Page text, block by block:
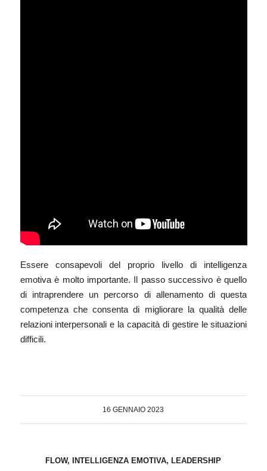
Essere consapevoli del proprio livello di intelligenza
emotiva è molto importante. Il passo successivo è quello
di intraprendere un percorso di allenamento di questa
competenza che consenta di migliorare la qualità delle
relazioni interpersonali e la capacità di gestire le situazioni
difficili.
16 GENNAIO 2023
FLOW, INTELLIGENZA EMOTIVA, LEADERSHIP